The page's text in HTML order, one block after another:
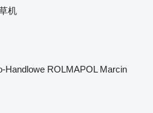
机
Handlowe ROLMAPOL Marcin